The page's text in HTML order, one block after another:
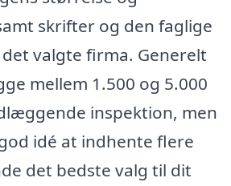
skrifter og den faglige
valgte firma. Generelt
mellem 1.500 og 5.000
inspektion, men
idé at indhente flere
det bedste valg til dit